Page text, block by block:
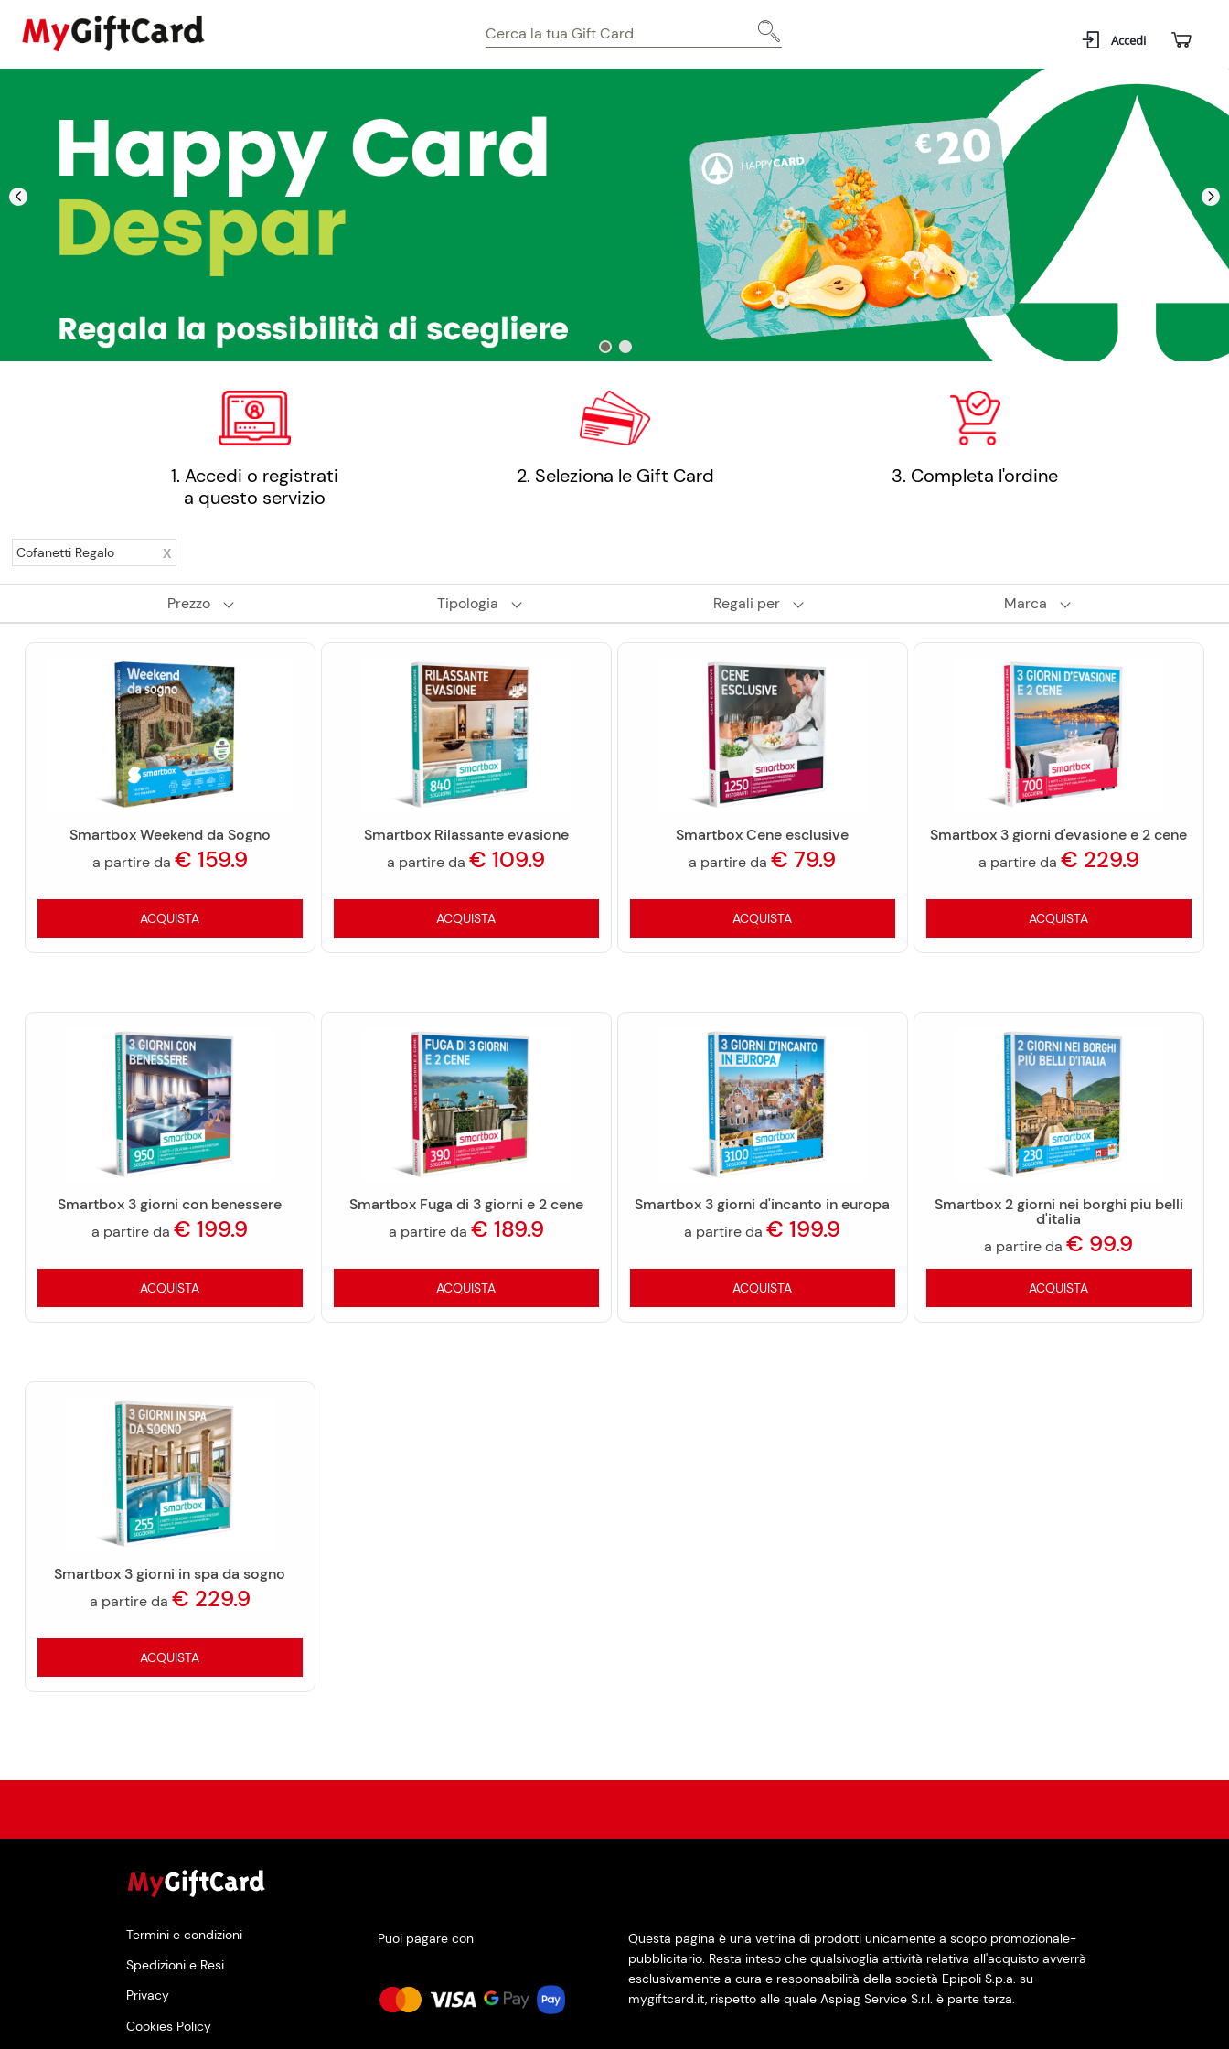
Accedi
1. Accedi o registrati
a questo servizio
2. Seleziona le Gift Card 3. Completa l'ordine
Cofanetti Regalo
Prezzo Tipologia Regali per Marca
Smartbox Weekend da Sogno
a partire da € 159.9
ACQUISTA
Smartbox Rilassante evasione
a partire da€109.9
ACQUISTA
Smartbox Cene esclusive
a partire da€79.9
ACQUISTA
Smartbox 3 giorni d'evasione e 2 cene
a partire da € 229.9
ACQUISTA
Smartbox 3 giorni con benessere
a partire da€199.9
ACQUISTA
Smartbox Fuga di 3 giorni e 2 cene
a partire da € 189.9
ACQUISTA
Smartbox 3 giorni d'incanto in europa
a partire da€199.9
ACQUISTA
Smartbox 2 giorni nei borghi piu belli
d'italia
a partire da€ 99.9
ACQUISTA
Smartbox 3 giorni in spa da sogno
a partire da € 229.9
ACQUISTA
Termini e condizioni
Spedizioni e Resi
Privacy
Cookies Policy
Puoi pagare con
Questa pagina è una vetrina di prodotti unicamente a scopo promozionale-
pubblicitario. Resta inteso che qualsivoglia attività relativa all'acquisto avverrà
esclusivamente a cura e responsabilità della società Epipoli S.p.a. su
mygiftcard.it, rispetto alle quale Aspiag Service S.r.l. è parte terza.